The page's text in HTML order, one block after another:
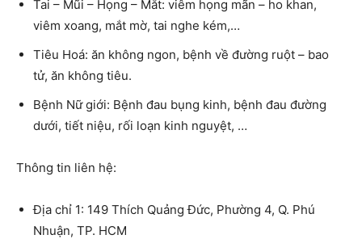
Tai – Mũi – Họng – Mắt: viêm họng mãn – ho khan,
viêm xoang, mắt mờ, tai nghe kém,…
Tiêu Hoá: ăn không ngon, bệnh về đường ruột – bao
tử, ăn không tiêu.
Bệnh Nữ giới: Bệnh đau bụng kinh, bệnh đau đường
dưới, tiết niệu, rối loạn kinh nguyệt, …
Thông tin liên hệ:
Địa chỉ 1: 149 Thích Quảng Đức, Phường 4, Q. Phú
Nhuận, TP. HCM